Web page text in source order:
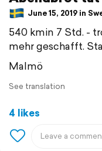
June 15, 2019 in
540 kmin 7 Std. -
mehr geschafft.
Malmö
See translation
4 likes